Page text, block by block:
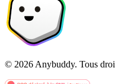
© 2026 Anybuddy. Tous